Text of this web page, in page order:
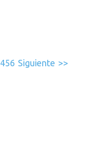
456 Siguiente >>